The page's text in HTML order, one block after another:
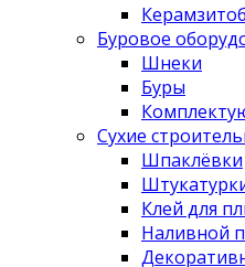
Буровое
Шнеки
Буры
Сухие
Шпаклёвки
Клей для
Наливной